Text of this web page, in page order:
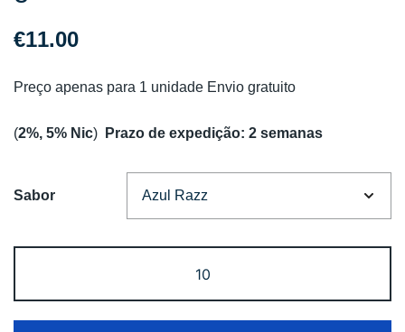
€11.00
Preço apenas para 1 unidade Envio gratuito
(2%, 5% Nic) Prazo de expedição: 2 semanas
Sabor
de
Vapsolo